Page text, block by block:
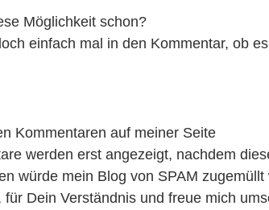
Möglichkeit schon?
einfach mal in den Kommentar, ob
Kommentaren auf meiner Seite
werden erst angezeigt, nachdem
würde mein Blog von SPAM zugemüllt
für Dein Verständnis und freue mich